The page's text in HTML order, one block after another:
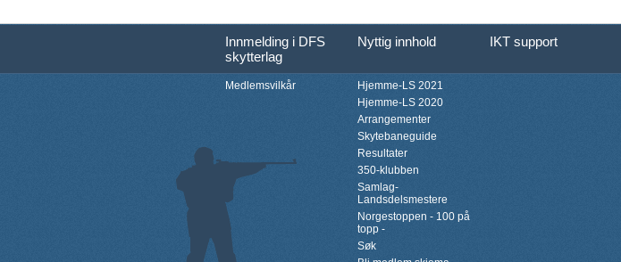
Innmelding i DFS
skytterlag
Nyttig innhold IKT support
Medlemsvilkår
Hjemme-LS 2021
Hjemme-LS 2020
Arrangementer
Skytebaneguide
Resultater
350-klubben
Samlag-
Landsdelsmestere
Norgestoppen - 100 på
topp -
Søk